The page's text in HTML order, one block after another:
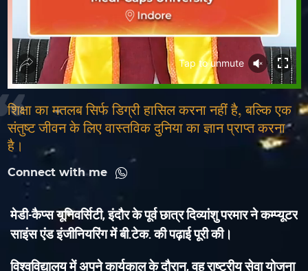
❮ ❯
Tap tounmute
शिक्षा का मतलब सिर्फ डिग्री हासिल करना नहीं है, बल्कि एक
संतुष्ट जीवन के लिए वास्तविक दुनिया का ज्ञान प्राप्त करना
है।
Connect with me
मेडी-कैप्स यूनिवर्सिटी, इंदौर के पूर्व छात्र दिव्यांशु परमार ने कम्प्यूटर
साइंस एंड इंजीनियरिंग में बी.टेक. की पढ़ाई पूरी की।
विश्वविद्यालय में अपने कार्यकाल के दौरान, वह राष्ट्रीय सेवा योजना